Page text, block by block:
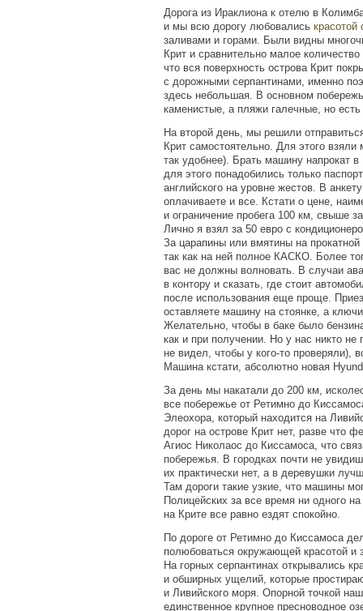
Дорога из Ираклиона к отелю в
и мы всю дорогу любовались красотой
заливами и горами. Были видны
Крит и сравнительно малое
что вся поверхность острова Крит
с дорожными серпантинами, именно
здесь небольшая. В основном
каменистые, а пляжи галечные, но
На второй день, мы решили
Крит самостоятельно. Для этого взяли
так удобнее). Брать машину напрокат в
для этого понадобились только
английского на уровне жестов. В
оплачиваете и все. Кстати о цене,
и ограничение пробега 100 км, свыше
Лично я взял за 50 евро с
За царапины или вмятины на
так как на ней полное КАСКО. Более
вас не должны волновать. В случаи
в контору и сказать, где стоит
после использования еще проще.
оставляете машину на стоянке, а
Желательно, чтобы в баке было
как и при получении. Но у нас никто не
не видел, чтобы у кого-то проверяли),
Машина кстати, абсолютно новая
За день мы накатали до 200 км,
все побережье от Ретимно до
Элеохора, который находится на
дорог на острове Крит нет, разве что
Агиос Николаос до Киссамоса, что
побережья. В городках почти не
их практически нет, а в деревушки
Там дороги такие узкие, что машины
Полицейских за все время ни одного
на Крите все равно ездят спокойно.
По дороге от Ретимно до Киссамоса
полюбоваться окружающей красотой и
На горных серпантинах открывались
и обширных ущелий, которые
и Ливийского моря. Опорной точкой
единственное крупное пресноводное